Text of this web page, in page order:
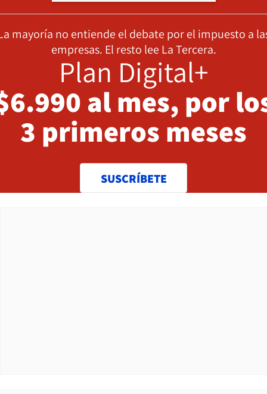
mayoría no entiende el debate por el impuesto a
empresas. El resto lee La Tercera.
Plan Digital+
al mes, por
3 primeros meses
SUSCRÍBETE